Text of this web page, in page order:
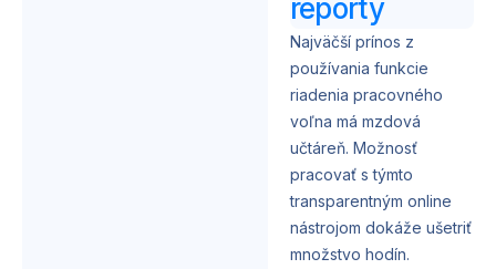
reporty
Najväčší prínos z
používania funkcie
riadenia pracovného
voľna má mzdová
učtáreň. Možnosť
pracovať s týmto
transparentným online
nástrojom dokáže ušetriť
množstvo hodín.